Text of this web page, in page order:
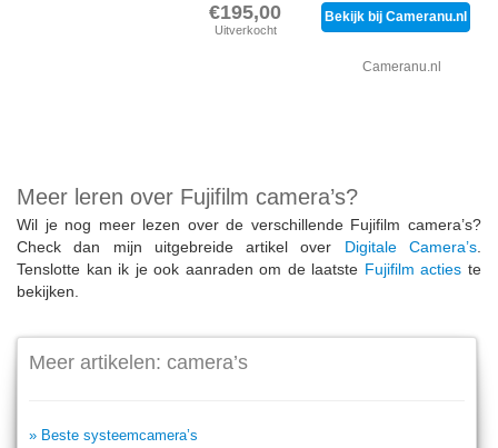
€195,00
Uitverkocht
Bekijk bij Cameranu.nl
Cameranu.nl
Meer leren over Fujifilm camera’s?
Wil je nog meer lezen over de verschillende Fujifilm camera’s?
Check dan mijn uitgebreide artikel over Digitale Camera’s.
Tenslotte kan ik je ook aanraden om de laatste Fujifilm acties te
bekijken.
Meer artikelen: camera’s
» Beste systeemcamera’s